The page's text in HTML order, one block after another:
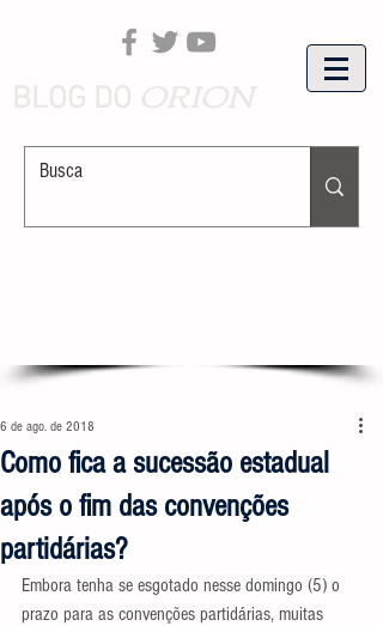
Como fica a sucessão estadual
após o fim das convenções
partidárias?
6 de ago. de 2018
Embora tenha se esgotado nesse domingo (5) o
prazo para as convenções partidárias, muitas